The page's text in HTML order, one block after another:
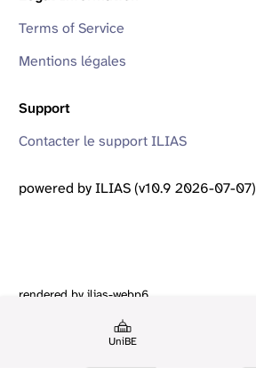
UniBE
Terms of Service
Mentions légales
Support
Contacter le support ILIAS
powered by ILIAS (v10.9 2026-07-07)
rendered by ilias-webp6